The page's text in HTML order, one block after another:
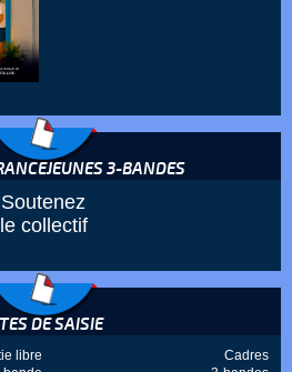
3-BANDES
Soutenez
le collectif
DE SAISIE
libre
Cadres